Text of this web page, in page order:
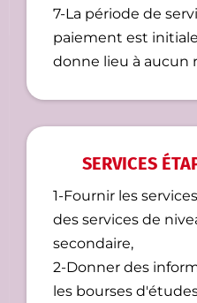
7-La période de
paiement est
donne lieu à aucun
SERVICES
1-Fournir les
des services de
secondaire,
2-Donner des
les bourses